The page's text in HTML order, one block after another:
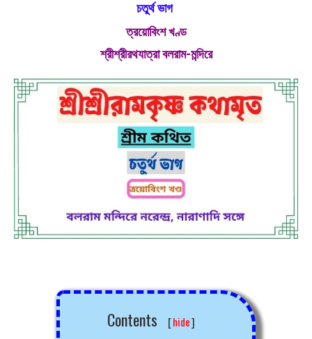
চতুর্থ ভাগ
ত্রয়োবিংশ খণ্ড
শ্রীশ্রীরথযাত্রা বলরাম-মন্দিরে
Contents [hide]